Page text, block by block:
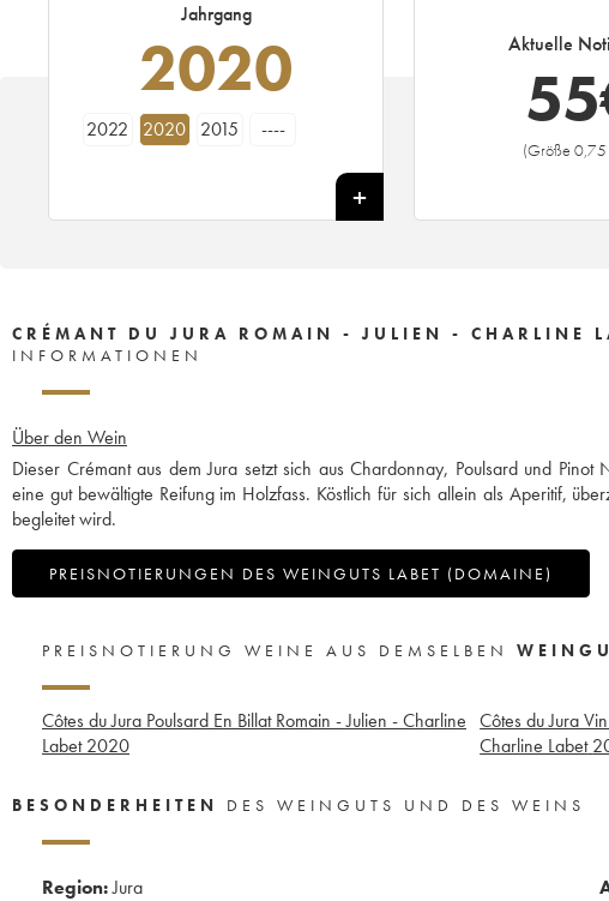
Jahrgang
2020
2022 2020 2015 ----
Aktuelle
55
(Größe 0,75
CRÉMANT DU JURA ROMAIN - JULIEN - CHARLINE
INFORMATIONEN
Über den Wein
Dieser Crémant aus dem Jura setzt sich aus Chardonnay, Poulsard und
eine gut bewältigte Reifung im Holzfass. Köstlich für sich allein als Aperitif,
begleitet wird.
PREISNOTIERUNGEN DES WEINGUTS LABET (DOMAINE)
PREISNOTIERUNG WEINE AUS DEMSELBEN
Côtes du Jura Poulsard En Billat Romain - Julien - Charline
Labet 2020
Côtes du Jura
Charline Labet
BESONDERHEITEN DES WEINGUTS UND DES WEINS
Region:Jura